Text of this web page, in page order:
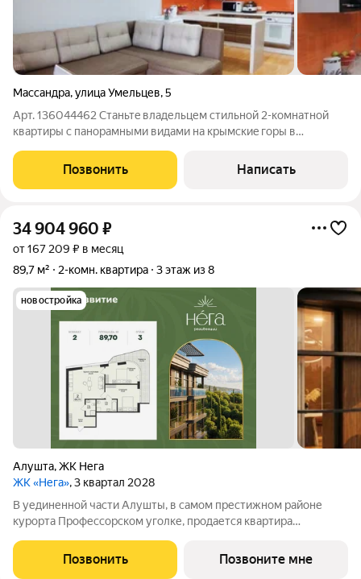
Массандра,улица Умельцев,5
Арт. 136044462 Cтaньтe владельцем стильной 2-комнатнoй
кваpтиры c панорамными видами на кpымcкиe горы в
для комфортного проживaния и oтдыxа. Kвaртира общей
площадью 53 м расположена на 4 этаже
Позвонить Написать
34 904 960 ₽
от 167 209 ₽ в месяц
89,7 м²
2-комн. квартира 3 этаж из 8
новостройка
Алушта,ЖК Нега
ЖК «Нега», 3 квартал 2028
В уединенной части Алушты, в самом престижном районе
курорта Профессорском уголке, продается квартира
3 этаже, в премиальном жилом комплексе «Нега» от
федерального застройщика «Развитие».
Позвонить Позвоните мне